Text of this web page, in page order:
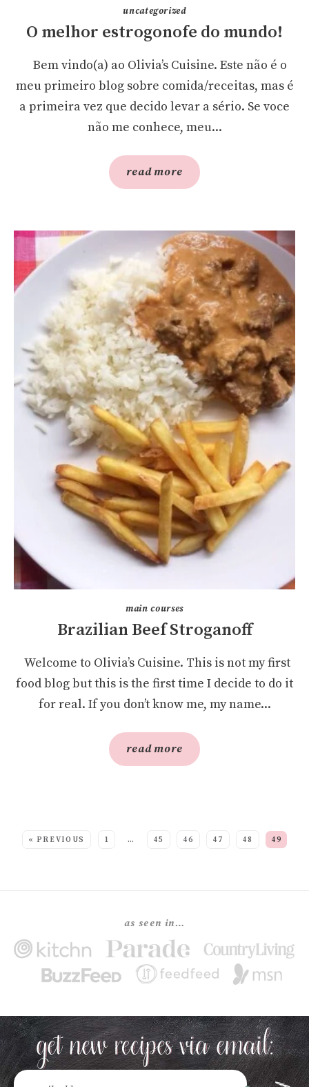
uncategorized
O melhor estrogonofe do mundo!
Bem vindo(a) ao Olivia’s Cuisine. Este não é o
meu primeiro blog sobre comida/receitas, mas é
a primeira vez que decido levar a sério. Se voce
não me conhece, meu...
read more
main courses
Brazilian Beef Stroganoff
Welcome to Olivia’s Cuisine. This is not my first
food blog but this is the first time I decide to do it
for real. If you don’t know me, my name...
read more
« PREVIOUS 1 … 45 46 47 48 49
as seen in…